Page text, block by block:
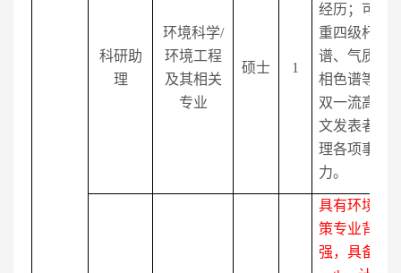
科研助
理
环境科学/
环境工程
及其相关
专业
硕士 1
经历；可独
重四级杆）
谱、气质联
相色谱等仪
双一流高校
文发表者优
理各项事务
力。
具有环境科
策专业背景
强，具备一